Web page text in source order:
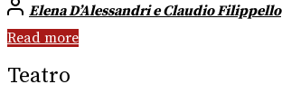
Elena D’Alessandri e Claudio Filippello
Read more
Teatro